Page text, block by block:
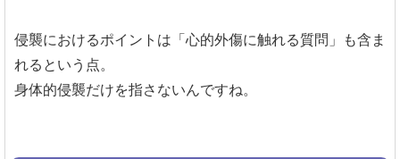
侵襲におけるポイントは「心的外傷に触れる質問」も含ま
れるという点。
身体的侵襲だけを指さないんですね。